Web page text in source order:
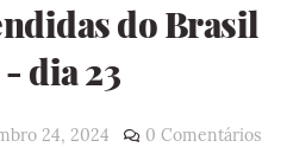
do Brasil
dia 23
24, 2024 0 Comentários